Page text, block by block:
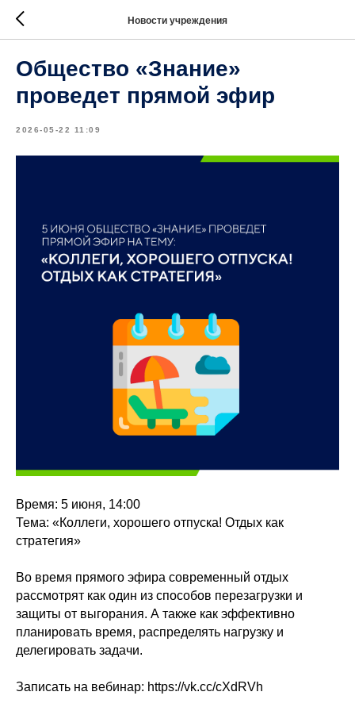
Новости учреждения
Общество «Знание»
проведет прямой эфир
2026-05-22 11:09
Время: 5 июня, 14:00
Тема: «Коллеги, хорошего отпуска! Отдых как
стратегия»
Во время прямого эфира современный отдых
рассмотрят как один из способов перезагрузки и
защиты от выгорания. А также как эффективно
планировать время, распределять нагрузку и
делегировать задачи.
Записать на вебинар: https://vk.cc/cXdRVh